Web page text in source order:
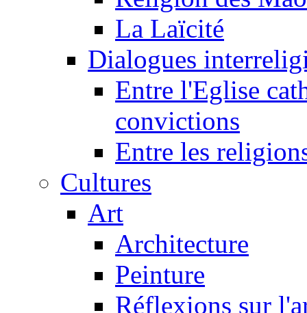
La Laïcité
Dialogues
Entre l'Eglise
convictions
Entre les
Cultures
Art
Architecture
Peinture
Réflexions sur